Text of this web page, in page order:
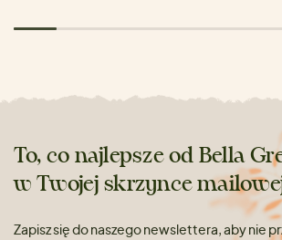
To, co najlepsze od Bella
w Twojej skrzynce
Zapisz się do naszego newslettera, aby nie